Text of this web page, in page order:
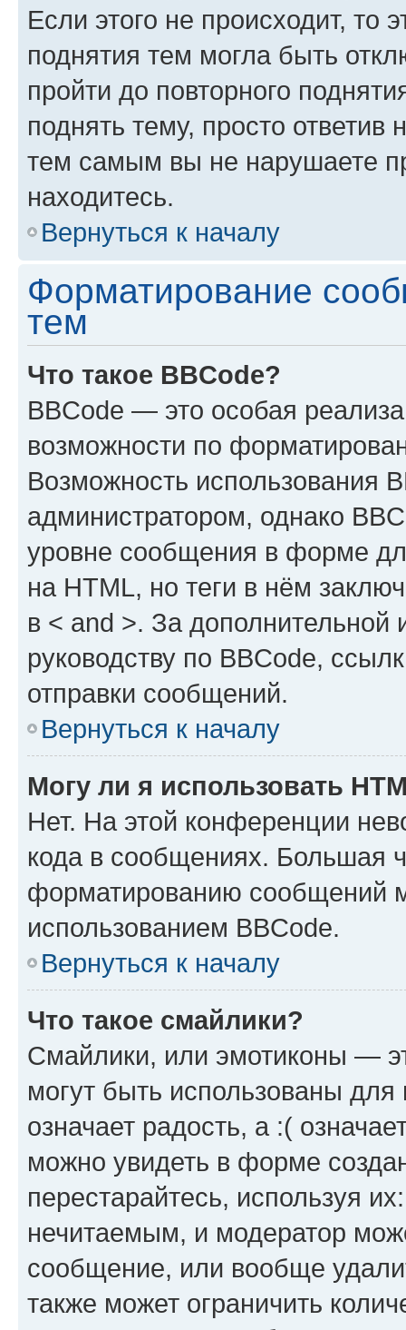
Если этого не происходит, то
поднятия тем могла быть
пройти до повторного
поднять тему, просто ответив
тем самым вы не нарушаете
находитесь.
Вернуться к началу
Форматирование
тем
Что такое BBCode?
BBCode — это особая
возможности по
Возможность использования
администратором, однако
уровне сообщения в форме
на HTML, но теги в нём
в < and >. За
руководству по BBCode,
отправки сообщений.
Вернуться к началу
Могу ли я использовать
Нет. На этой конференции
кода в сообщениях. Большая
форматированию сообщений
использованием BBCode.
Вернуться к началу
Что такое смайлики?
Смайлики, или эмотиконы —
могут быть использованы
означает радость, а :(
можно увидеть в форме
перестарайтесь, используя
нечитаемым, и модератор
сообщение, или вообще
также может ограничить